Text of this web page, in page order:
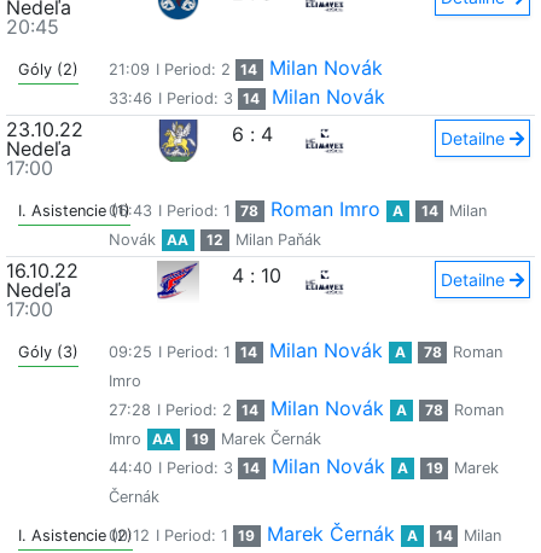
Nedeľa
20:45
Góly (2) 21:09 I Period: 2 14 Milan Novák
33:46 I Period: 3 14
Milan Novák
23.10.22
Nedeľa
17:00
6 : 4 Detailne
I. Asistencie (1)06:43 I Period: 1 78 Roman Imro A 14
Milan
Novák
AA 12 Milan Paňák
16.10.22
Nedeľa
17:00
4 : 10 Detailne
Góly (3) 09:25 I Period: 1 14 Milan Novák A 78
Roman
Imro
27:28 I Period: 2 14 Milan Novák A 78
Roman
Imro
AA 19
Marek Černák
44:40 I Period: 3 14 Milan Novák A 19
Marek
Černák
I. Asistencie (2)
00:12 I Period: 1 19 Marek Černák A 14
Milan